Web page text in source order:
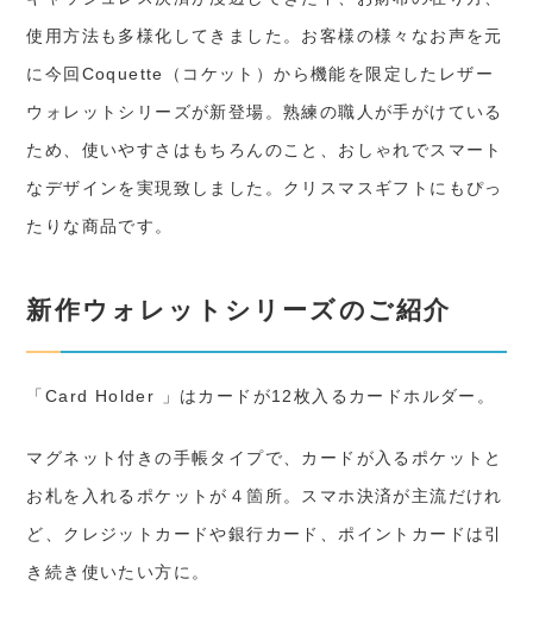
使用方法も多様化してきました。お客様の様々なお声を元
に今回Coquette（コケット）から機能を限定したレザー
ウォレットシリーズが新登場。熟練の職人が手がけている
ため、使いやすさはもちろんのこと、おしゃれでスマート
なデザインを実現致しました。クリスマスギフトにもぴっ
たりな商品です。
新作ウォレットシリーズのご紹介
「Card Holder 」はカードが12枚入るカードホルダー。
マグネット付きの手帳タイプで、カードが入るポケットと
お札を入れるポケットが４箇所。スマホ決済が主流だけれ
ど、クレジットカードや銀行カード、ポイントカードは引
き続き使いたい方に。